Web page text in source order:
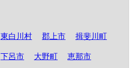
東白川村 郡上市 揖斐川町
下呂市 大野町 恵那市